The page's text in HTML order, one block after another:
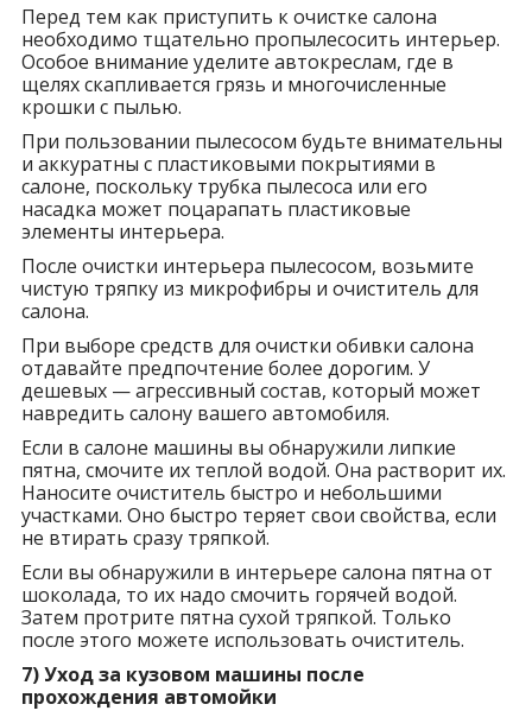
Перед тем как приступить к очистке салона
необходимо тщательно пропылесосить интерьер.
Особое внимание уделите автокреслам, где в
щелях скапливается грязь и многочисленные
крошки с пылью.
При пользовании пылесосом будьте внимательны
и аккуратны с пластиковыми покрытиями в
салоне, поскольку трубка пылесоса или его
насадка может поцарапать пластиковые
элементы интерьера.
После очистки интерьера пылесосом, возьмите
чистую тряпку из микрофибры и очиститель для
салона.
При выборе средств для очистки обивки салона
отдавайте предпочтение более дорогим. У
дешевых — агрессивный состав, который может
навредить салону вашего автомобиля.
Если в салоне машины вы обнаружили липкие
пятна, смочите их теплой водой. Она растворит их.
Наносите очиститель быстро и небольшими
участками. Оно быстро теряет свои свойства, если
не втирать сразу тряпкой.
Если вы обнаружили в интерьере салона пятна от
шоколада, то их надо смочить горячей водой.
Затем протрите пятна сухой тряпкой. Только
после этого можете использовать очиститель.
7) Уход за кузовом машины после
прохождения автомойки